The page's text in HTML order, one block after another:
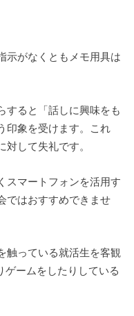
示がなくともメモ用具は
すると「話しに興味をも
印象を受けます。これ
して失礼です。
スマートフォンを活用す
ではおすすめできませ
触っている就活生を客観
ゲームをしたりしている